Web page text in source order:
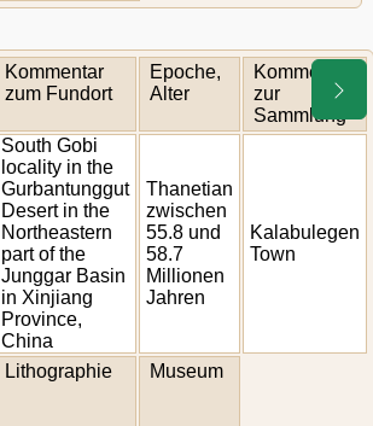
Kommentar
zum Fundort
Epoche,
Alter
Kommentar
zur
Sammlung
South Gobi
locality in the
Gurbantunggut
Desert in the
Northeastern
part of the
Junggar Basin
in Xinjiang
Province,
China
Thanetian
zwischen
55.8 und
58.7
Millionen
Jahren
Kalabulegen
Town
Lithographie Museum